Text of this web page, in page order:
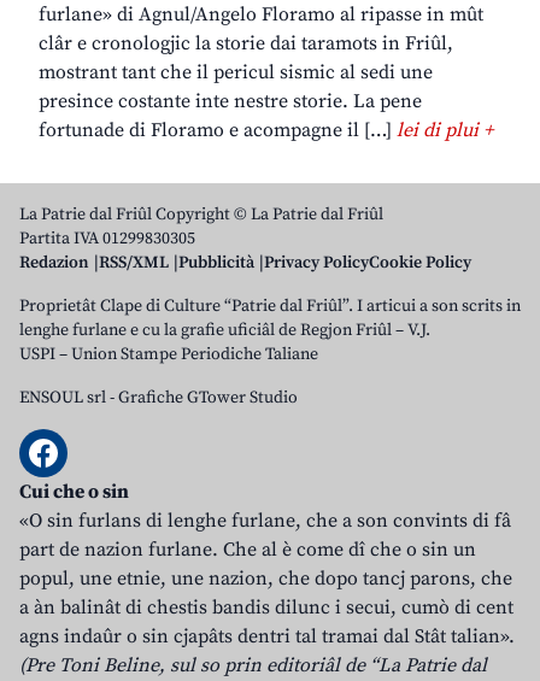
furlane» di Agnul/Angelo Floramo al ripasse in mût
clâr e cronologjic la storie dai taramots in Friûl,
mostrant tant che il pericul sismic al sedi une
presince costante inte nestre storie. La pene
fortunade di Floramo e acompagne il […] lei di plui +
La Patrie dal Friûl Copyright © La Patrie dal Friûl
Partita IVA 01299830305
Redazion RSS/XML Pubblicità Privacy PolicyCookie Policy
Proprietât Clape di Culture “Patrie dal Friûl”. I articui a son scrits in
lenghe furlane e cu la grafie uficiâl de Regjon Friûl – V.J.
USPI – Union Stampe Periodiche Taliane
ENSOUL srl-Grafiche GTower Studio
Cui che o sin
«O sin furlans di lenghe furlane, che a son convints di fâ
part de nazion furlane. Che al è come dî che o sin un
popul, une etnie, une nazion, che dopo tancj parons, che
a àn balinât di chestis bandis dilunc i secui, cumò di cent
agns indaûr o sin cjapâts dentri tal tramai dal Stât talian».
(Pre Toni Beline, sul so prin editoriâl de “La Patrie dal